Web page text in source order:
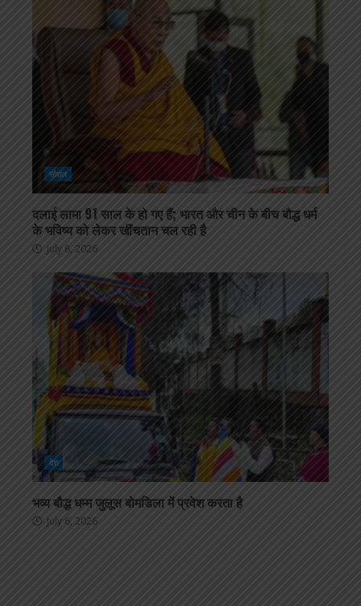
सोशल
दलाई लामा 91 साल के हो गए हैं; भारत और चीन के बीच बौद्ध धर्म
के भविष्य को लेकर खींचतान चल रही है
July 8, 2026
देश
भव्य बौद्ध धम्म जुलूस बोमडिला में प्रवेश करता है
July 6, 2026